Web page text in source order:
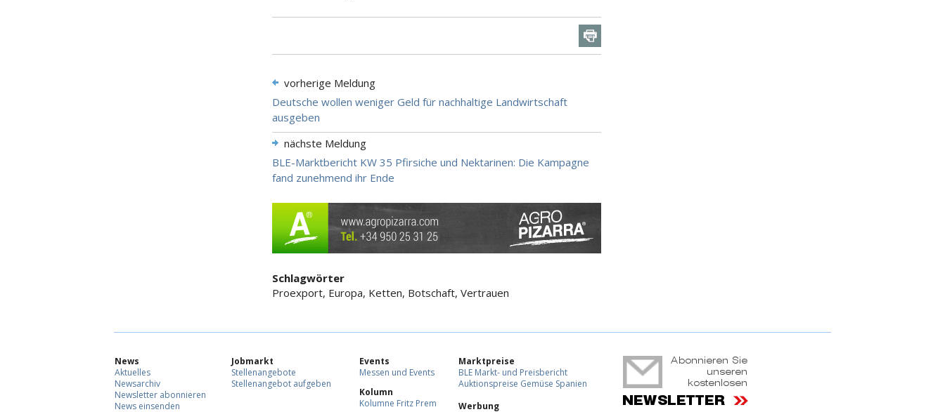
vorherige Meldung
Deutsche wollen weniger Geld für nachhaltige Landwirtschaft
ausgeben
nächste Meldung
BLE-Marktbericht KW 35 Pfirsiche und Nektarinen: Die Kampagne
fand zunehmend ihr Ende
Schlagwörter
Proexport, Europa, Ketten, Botschaft, Vertrauen
News
Aktuelles
Newsarchiv
Newsletter abonnieren
News einsenden
Jobmarkt
Stellenangebote
Stellenangebot aufgeben
Events
Messen und Events
Kolumn
Kolumne Fritz Prem
Marktpreise
BLE Markt- und Preisbericht
Auktionspreise Gemüse Spanien
Werbung